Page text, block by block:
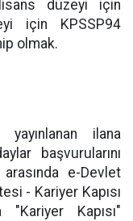
düzeyi için
için KPSSP94
olmak.
ilana
başvurularını
e-Devlet
- Kariyer Kapısı
Kapısı"